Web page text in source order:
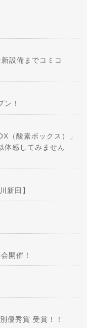
設備までコミコ
！
（酸素ボックス）」
体感してみません
新田】
開催！
優秀賞 受賞！！